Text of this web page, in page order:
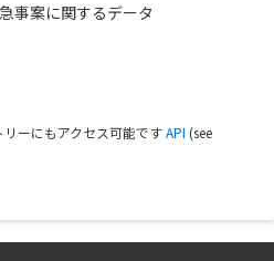
事案に関するデータ
ーにもアクセス可能ですAPI (see